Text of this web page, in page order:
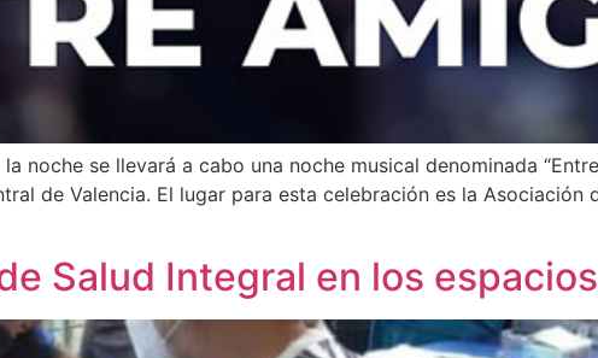
noche se llevará a cabo una noche musical denominada
de Valencia. El lugar para esta celebración es la
Salud Integral en los